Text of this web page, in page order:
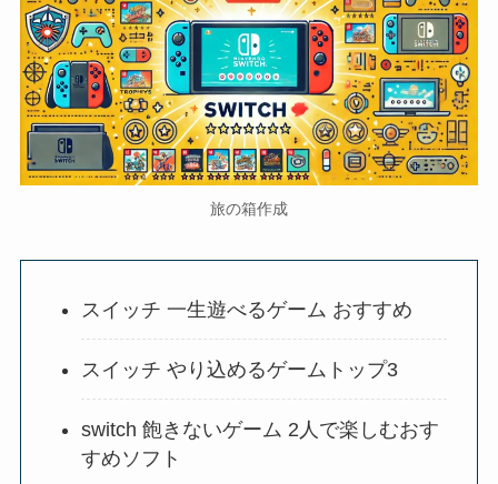
旅の箱作成
スイッチ 一生遊べるゲーム おすすめ
スイッチ やり込めるゲームトップ3
switch 飽きないゲーム 2人で楽しむおす
すめソフト